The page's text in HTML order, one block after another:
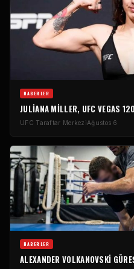
HABERLER
JULIANA MILLER, UFC VEGAS
UFC Taraftar MerkeziAğustos 6
HABERLER
ALEXANDER VOLKANOVSKI